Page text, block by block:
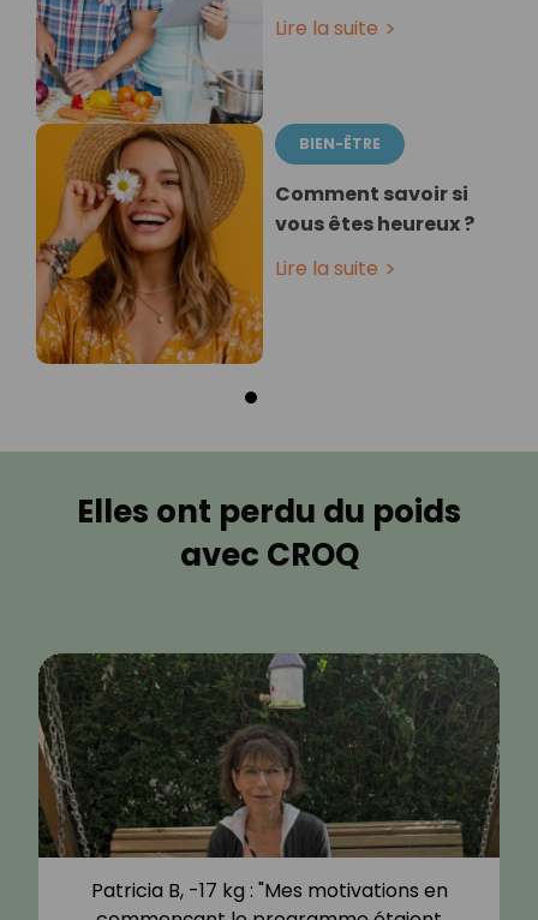
Lire la suite
BIEN-ÊTRE
Comment savoir si
vous êtes heureux ?
Lire la suite
Elles ont perdu du poids
avec CROQ
Patricia B, -17 kg : "Mes motivations en